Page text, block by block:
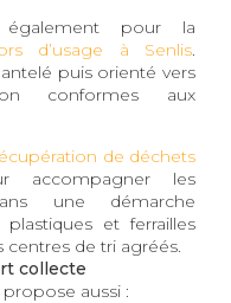
pour la
d’usage à Senlis.
puis orienté vers
conformes aux
de déchets
accompagner les
une démarche
plastiques et ferrailles
centres de tri agréés.
collecte
aussi :